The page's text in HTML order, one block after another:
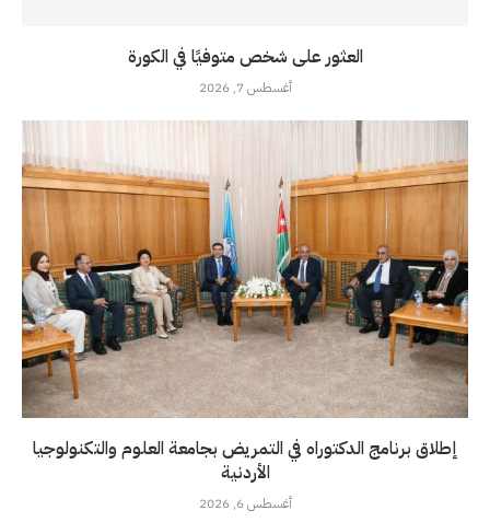
العثور على شخص متوفيًا في الكورة
أغسطس 7, 2026
إطلاق برنامج الدكتوراه في التمريض بجامعة العلوم والتكنولوجيا
الأردنية
أغسطس 6, 2026